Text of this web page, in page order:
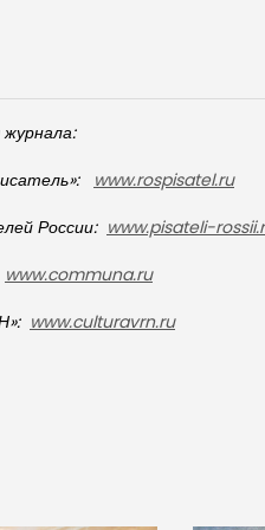
www.rospisatel.ru
России: www.pisateli-
www.communa.ru
www.culturavrn.ru